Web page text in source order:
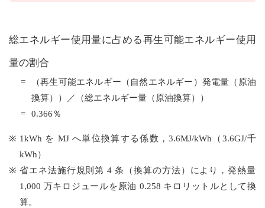
第三者評価
記事一覧
総エネルギー使用量に占める再生可能エネルギー使用
量の割合
（再生可能エネルギー（自然エネルギー）発電量（原油
換算））／（総エネルギー量（原油換算））
0.366％
1kWh を MJ へ単位換算する係数，3.6MJ/kWh（3.6GJ/千
kWh）
省エネ法施行規則第 4 条（換算の方法）により，発熱量
1,000 万キロジュールを原油 0.258 キロリットルとして換
算。